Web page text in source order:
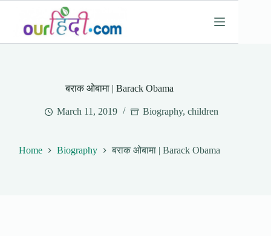
content
बराक ओबामा | Barack Obama
March 11, 2019 Biography, children
Home Biography बराक ओबामा | Barack Obama